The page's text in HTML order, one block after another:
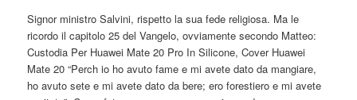
Signor ministro Salvini, rispetto la sua fede religiosa. Ma le
ricordo il capitolo 25 del Vangelo, ovviamente secondo Matteo:
Custodia Per Huawei Mate 20 Pro In Silicone, Cover Huawei
Mate 20 “Perch io ho avuto fame e mi avete dato da mangiare,
ho avuto sete e mi avete dato da bere; ero forestiero e mi avete